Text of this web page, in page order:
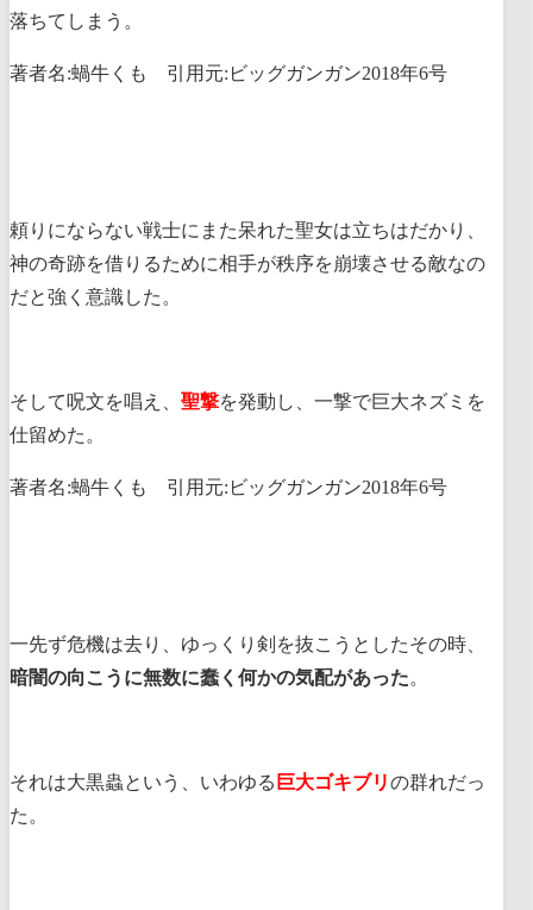
落ちてしまう。
著者名:蝸牛くも 引用元:ビッグガンガン2018年6号
頼りにならない戦士にまた呆れた聖女は立ちはだかり、
神の奇跡を借りるために相手が秩序を崩壊させる敵なの
だと強く意識した。
そして呪文を唱え、 聖撃を発動し、一撃で巨大ネズミを
仕留めた。
著者名:蝸牛くも 引用元:ビッグガンガン2018年6号
一先ず危機は去り、ゆっくり剣を抜こうとしたその時、
暗闇の向こうに無数に蠢く何かの気配があった。
それは大黒蟲という、いわゆる 巨大ゴキブリの群れだっ
た。